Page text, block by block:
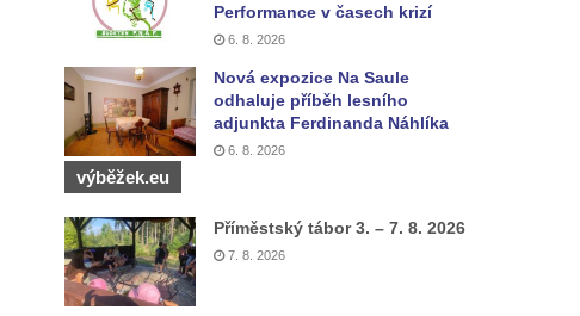
Performance v časech krizí
6. 8. 2026
Nová expozice Na Saule
odhaluje příběh lesního
adjunkta Ferdinanda Náhlíka
6. 8. 2026
výběžek.eu
Příměstský tábor 3. – 7. 8. 2026
7. 8. 2026